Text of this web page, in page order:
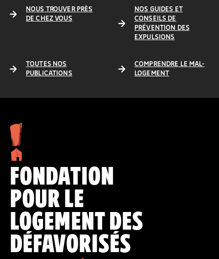
NOUS TROUVER PRÈS
DE CHEZ VOUS
NOS GUIDES ET
CONSEILS DE
PRÉVENTION DES
EXPULSIONS
TOUTES NOS
PUBLICATIONS
COMPRENDRE LE MAL-
LOGEMENT
FONDATION
POUR LE
LOGEMENT DES
DÉFAVORISÉS